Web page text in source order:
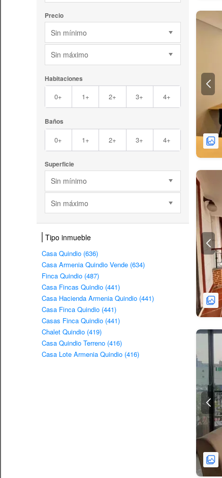
Precio
Sin mínimo
Sin máximo
Habitaciones
0+ 1+ 2+ 3+ 4+
Baños
0+ 1+ 2+ 3+ 4+
Superficie
Sin mínimo
Sin máximo
Tipo inmueble
Casa Quindio (636)
Casa Armenia Quindio Vende (634)
Finca Quindio (487)
Casa Fincas Quindio (441)
Casa Hacienda Armenia Quindio (441)
Casa Finca Quindio (441)
Casas Finca Quindio (441)
Chalet Quindio (419)
Casa Quindio Terreno (416)
Casa Lote Armenia Quindio (416)